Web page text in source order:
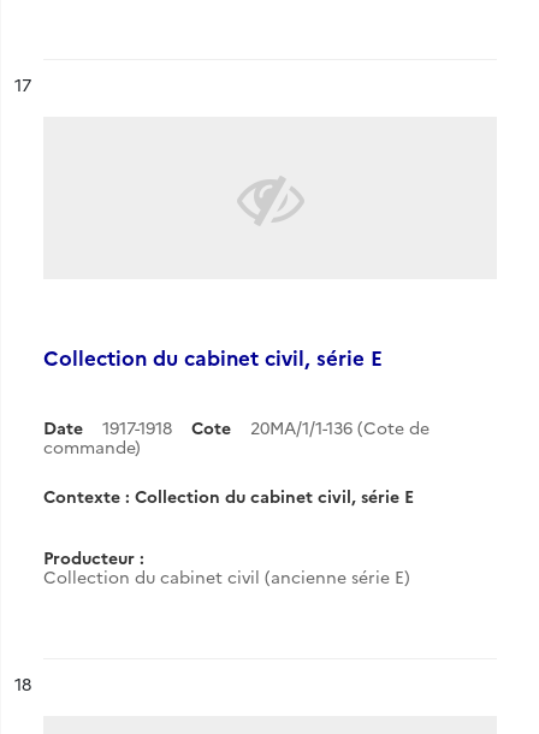
n°
17
Collection du cabinet civil, série E
Date 1917-1918 Cote
20MA/1/1-136 (Cote de
commande)
Contexte : Collection du cabinet civil, série E
Producteur :
Collection du cabinet civil (ancienne série E)
n°
18